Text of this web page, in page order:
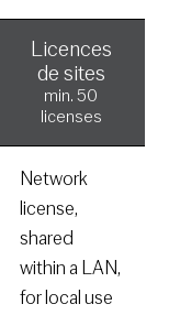
Licences
de sites
min. 50
licenses
Network
license,
shared
within a LAN,
for local use